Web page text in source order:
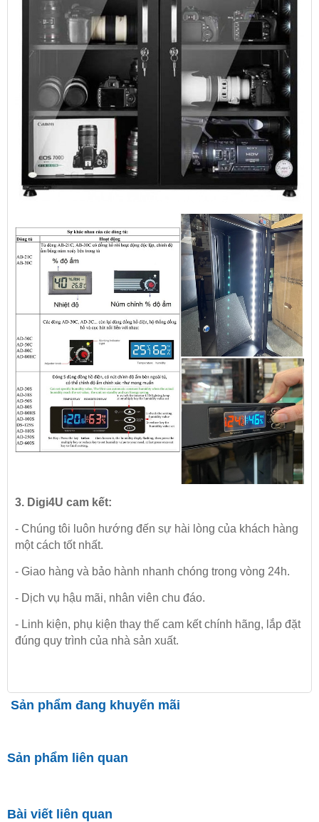
3. Digi4U cam kết:
- Chúng tôi luôn hướng đến sự hài lòng của khách hàng
một cách tốt nhất.
- Giao hàng và bảo hành nhanh chóng trong vòng 24h.
- Dịch vụ hậu mãi, nhân viên chu đáo.
- Linh kiện, phụ kiện thay thế cam kết chính hãng, lắp đặt
đúng quy trình của nhà sản xuất.
Sản phẩm đang khuyến mãi
Sản phẩm liên quan
Bài viết liên quan